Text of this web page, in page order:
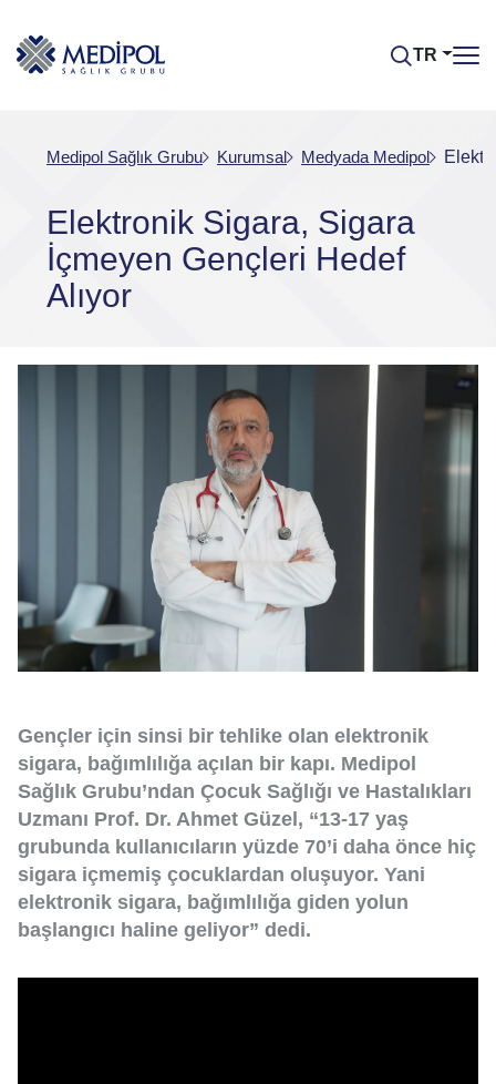
TR
Medipol Sağlık Grubu Kurumsal Medyada Medipol
Elektronik Sigara, Sigara
İçmeyen Gençleri Hedef
Alıyor
Gençler için sinsi bir tehlike olan elektronik
sigara, bağımlılığa açılan bir kapı. Medipol
Sağlık Grubu’ndan Çocuk Sağlığı ve Hastalıkları
Uzmanı Prof. Dr. Ahmet Güzel, “13-17 yaş
grubunda kullanıcıların yüzde 70’i daha önce hiç
sigara içmemiş çocuklardan oluşuyor. Yani
elektronik sigara, bağımlılığa giden yolun
başlangıcı haline geliyor” dedi.